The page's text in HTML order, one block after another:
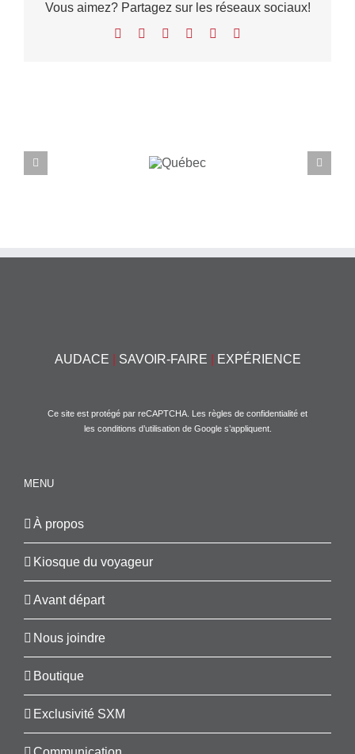
Vous aimez? Partagez sur les réseaux sociaux!
Facebook LinkedInWhatsApp
Pinterest
AUDACE SAVOIR-FAIRE EXPÉRIENCE
Ce site est protégé par reCAPTCHA. Les règles de confidentialité et
les conditions d’utilisationde Google s’appliquent.
MENU
À propos
Kiosque du voyageur
Avant départ
Nous joindre
Boutique
Exclusivité SXM